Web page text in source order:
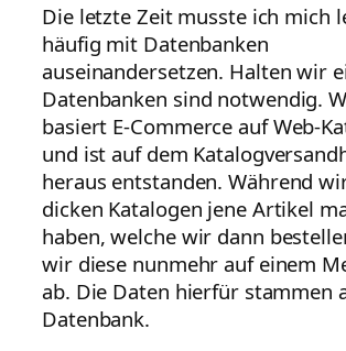
Die letzte Zeit musste ich mich
häufig mit Datenbanken
auseinandersetzen. Halten wir
Datenbanken sind notwendig.
basiert E-Commerce auf Web-
und ist auf dem
heraus entstanden. Während
dicken Katalogen jene Artikel
haben, welche wir dann
wir diese nunmehr auf einem
ab. Die Daten hierfür stammen
Datenbank.